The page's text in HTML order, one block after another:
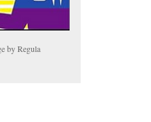
by Regula